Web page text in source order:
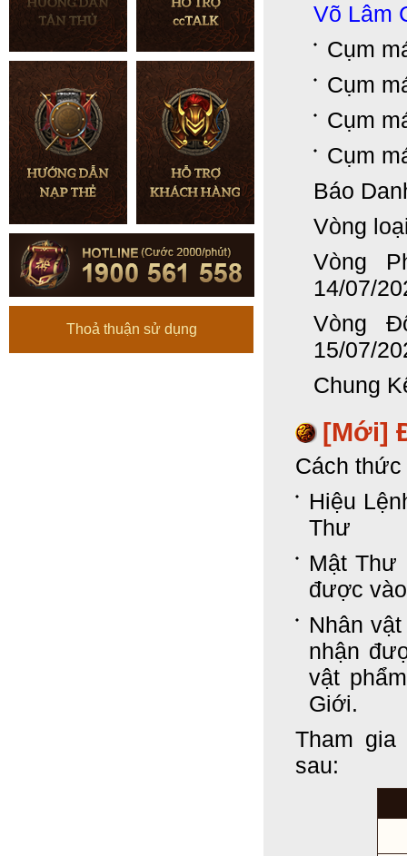
Thoả thuận sử dụng
Võ Lâm
Cụm
Cụm
Cụm
Cụm
Báo
Vòng
Vòng
14/07/
Vòng
15/07/
Chung
[Mới]
Cách
Hiệu
Thư
Mật Thư
được
Nhân
nhận
vật
Giới.
Tham
sau: